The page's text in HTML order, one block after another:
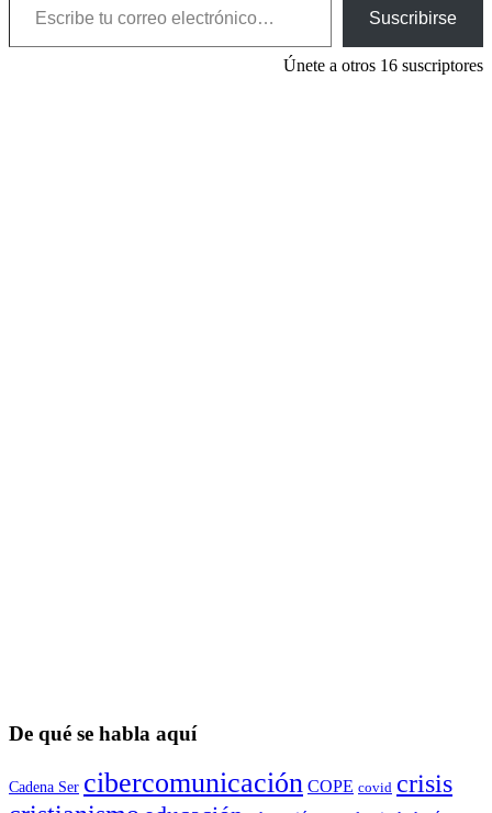
Suscribirse
Únete a otros 16 suscriptores
De qué se habla aquí
Cadena Ser cibercomunicación COPE covid crisis